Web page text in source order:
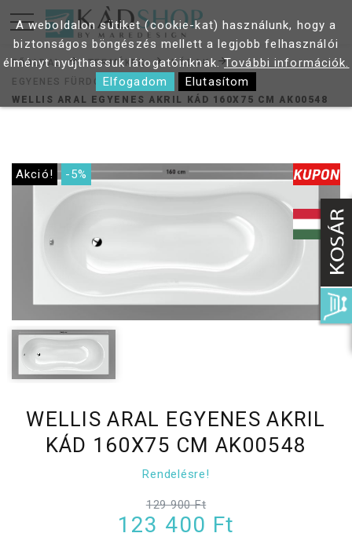
FŐOLDAL TERMÉKEK
KÁDAK
EGYENES FÜRDŐKÁDAK
WELLIS ARAL EGYENES AKRIL KÁD 160X75 CM AK00548
Akció! -5%
WELLIS ARAL EGYENES AKRIL
KÁD 160X75 CM AK00548
Rendelésre!
129 900 Ft
123 400 Ft
A weboldalon sütiket (cookie-kat) használunk, hogy a
biztonságos böngészés mellett a legjobb felhasználói
élményt nyújthassuk látogatóinknak.További információk.
Elfogadom
Elutasítom